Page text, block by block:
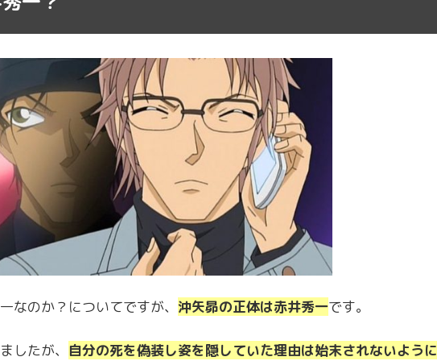
なのか？についてですが、 沖矢昴の正体は赤井秀一です。
したが、 自分の死を偽装し姿を隠していた理由は始末されないように